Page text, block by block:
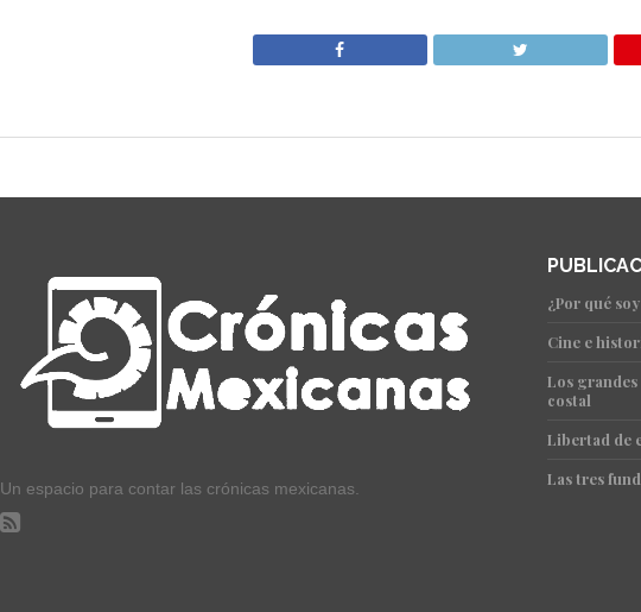
Un espacio para contar las crónicas mexicanas.
¿Por qué
Cine e
Los
costal
Libertad de
Las tres